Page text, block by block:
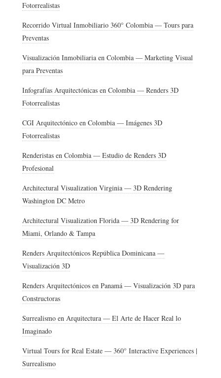
Fotorrealistas
Recorrido Virtual Inmobiliario 360° Colombia — Tours para
Preventas
Visualización Inmobiliaria en Colombia — Marketing Visual
para Preventas
Infografías Arquitectónicas en Colombia — Renders 3D
Fotorrealistas
CGI Arquitectónico en Colombia — Imágenes 3D
Fotorrealistas
Renderistas en Colombia — Estudio de Renders 3D
Profesional
Architectural Visualization Virginia — 3D Rendering
Washington DC Metro
Architectural Visualization Florida — 3D Rendering for
Miami, Orlando & Tampa
Renders Arquitectónicos República Dominicana —
Visualización 3D
Renders Arquitectónicos en Panamá — Visualización 3D para
Constructoras
Surrealismo en Arquitectura — El Arte de Hacer Real lo
Imaginado
Virtual Tours for Real Estate — 360° Interactive Experiences |
Surrealismo